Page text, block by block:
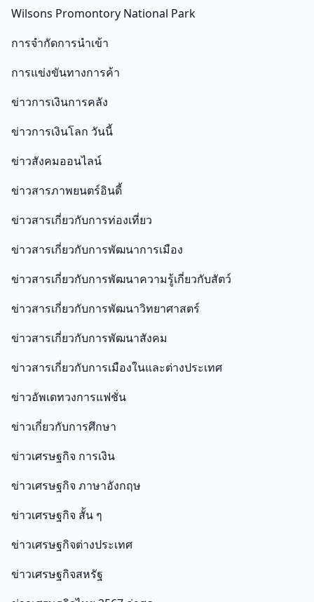
Wilsons Promontory National Park
การจำกัดการนำเข้า
การแข่งขันทางการค้า
ข่าวการเงินการคลัง
ข่าวการเงินโลก วันนี้
ข่าวสังคมออนไลน์
ข่าวสารภาพยนตร์อินดี้
ข่าวสารเกี่ยวกับการท่องเที่ยว
ข่าวสารเกี่ยวกับการพัฒนาการเมือง
ข่าวสารเกี่ยวกับการพัฒนาความรู้เกี่ยวกับสัตว์
ข่าวสารเกี่ยวกับการพัฒนาวิทยาศาสตร์
ข่าวสารเกี่ยวกับการพัฒนาสังคม
ข่าวสารเกี่ยวกับการเมืองในและต่างประเทศ
ข่าวอัพเดทวงการแฟชั่น
ข่าวเกี่ยวกับการศึกษา
ข่าวเศรษฐกิจ การเงิน
ข่าวเศรษฐกิจ ภาษาอังกฤษ
ข่าวเศรษฐกิจ สั้น ๆ
ข่าวเศรษฐกิจต่างประเทศ
ข่าวเศรษฐกิจสหรัฐ